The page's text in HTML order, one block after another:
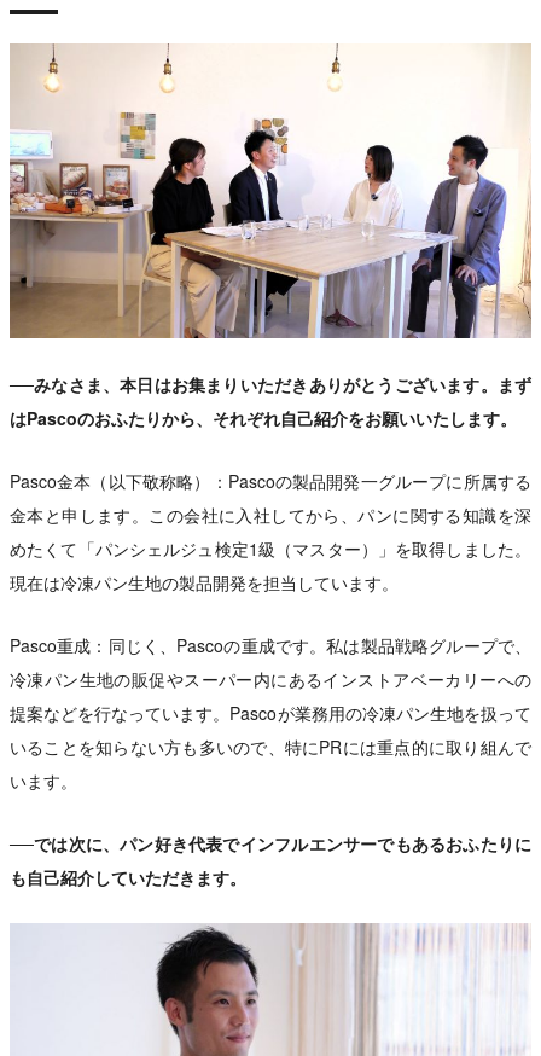
──みなさま、本日はお集まりいただきありがとうございます。まず
はPascoのおふたりから、それぞれ自己紹介をお願いいたします。
Pasco金本（以下敬称略）：Pascoの製品開発一グループに所属する
金本と申します。この会社に入社してから、パンに関する知識を深
めたくて「パンシェルジュ検定1級（マスター）」を取得しました。
現在は冷凍パン生地の製品開発を担当しています。
Pasco重成：同じく、Pascoの重成です。私は製品戦略グループで、
冷凍パン生地の販促やスーパー内にあるインストアベーカリーへの
提案などを行なっています。Pascoが業務用の冷凍パン生地を扱って
いることを知らない方も多いので、特にPRには重点的に取り組んで
います。
──では次に、パン好き代表でインフルエンサーでもあるおふたりに
も自己紹介していただきます。